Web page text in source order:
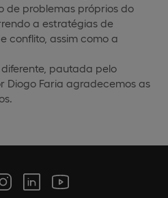
de problemas próprios do
a estratégias de
conflito, assim como a
pautada pelo
Diogo Faria agradecemos as